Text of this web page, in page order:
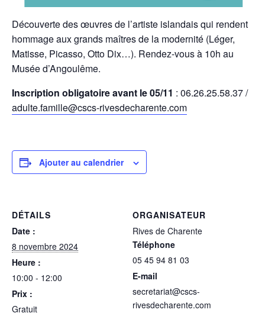
Découverte des œuvres de l’artiste islandaisqui rendent
hommage aux grands maîtres de la modernité (Léger,
Matisse, Picasso, Otto Dix…). Rendez-vous à 10h au
Musée d’Angoulême.
Inscription obligatoire avant le 05/11 : 06.26.25.58.37 /
adulte.famille@cscs-rivesdecharente.com
Ajouter au calendrier
DÉTAILS
Date :
8 novembre 2024
Heure :
10:00 - 12:00
Prix :
Gratuit
ORGANISATEUR
Rives de Charente
Téléphone
05 45 94 81 03
E-mail
secretariat@cscs-
rivesdecharente.com